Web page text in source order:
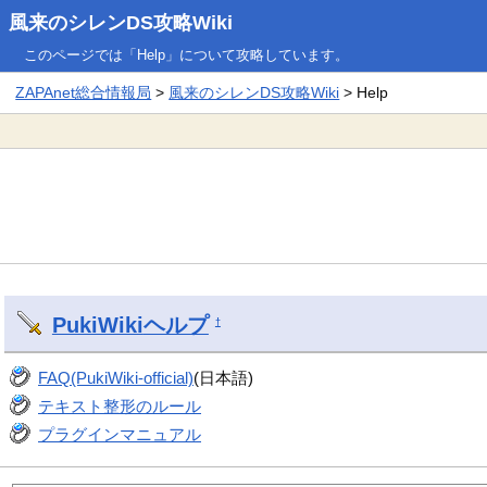
風来のシレンDS攻略Wiki
このページでは「Help」について攻略しています。
ZAPAnet総合情報局 > 風来のシレンDS攻略Wiki > Help
PukiWikiヘルプ †
FAQ(PukiWiki-official)(日本語)
テキスト整形のルール
プラグインマニュアル